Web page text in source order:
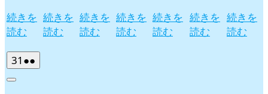
続きを
読む
続きを
読む
続きを
読む
続きを
読む
続きを
読む
続きを
読む
続きを
読む
31 2026
年
●●
件
Close